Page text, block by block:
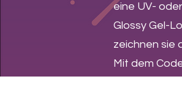
eine UV-
Glossy Gel-
zeichnen sie
Mit dem